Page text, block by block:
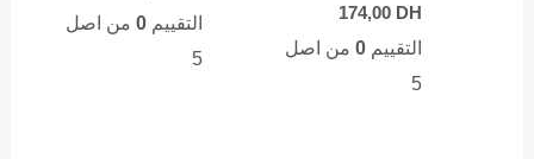
174,00 DH
التقييم0 من اصل
5
التقييم0 من اصل
5